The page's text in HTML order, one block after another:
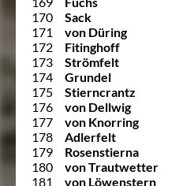
170
Sack
171
von Düring
172
Fitinghoff
173
Strömfelt
174
Grundel
175
Stierncrantz
176
von Dellwig
177
von Knorring
178
Adlerfelt
179
Rosenstierna
180
von Trautwetter
181
von Löwenstern